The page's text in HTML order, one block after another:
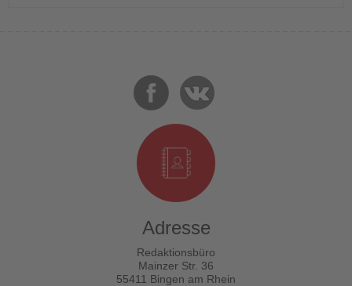
Adresse
Redaktionsbüro
Mainzer Str. 36
55411 Bingen am Rhein